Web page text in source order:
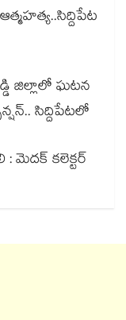
జిల్లాలో ఘటన
సిద్దిపేటలో
మెదక్ కలెక్టర్